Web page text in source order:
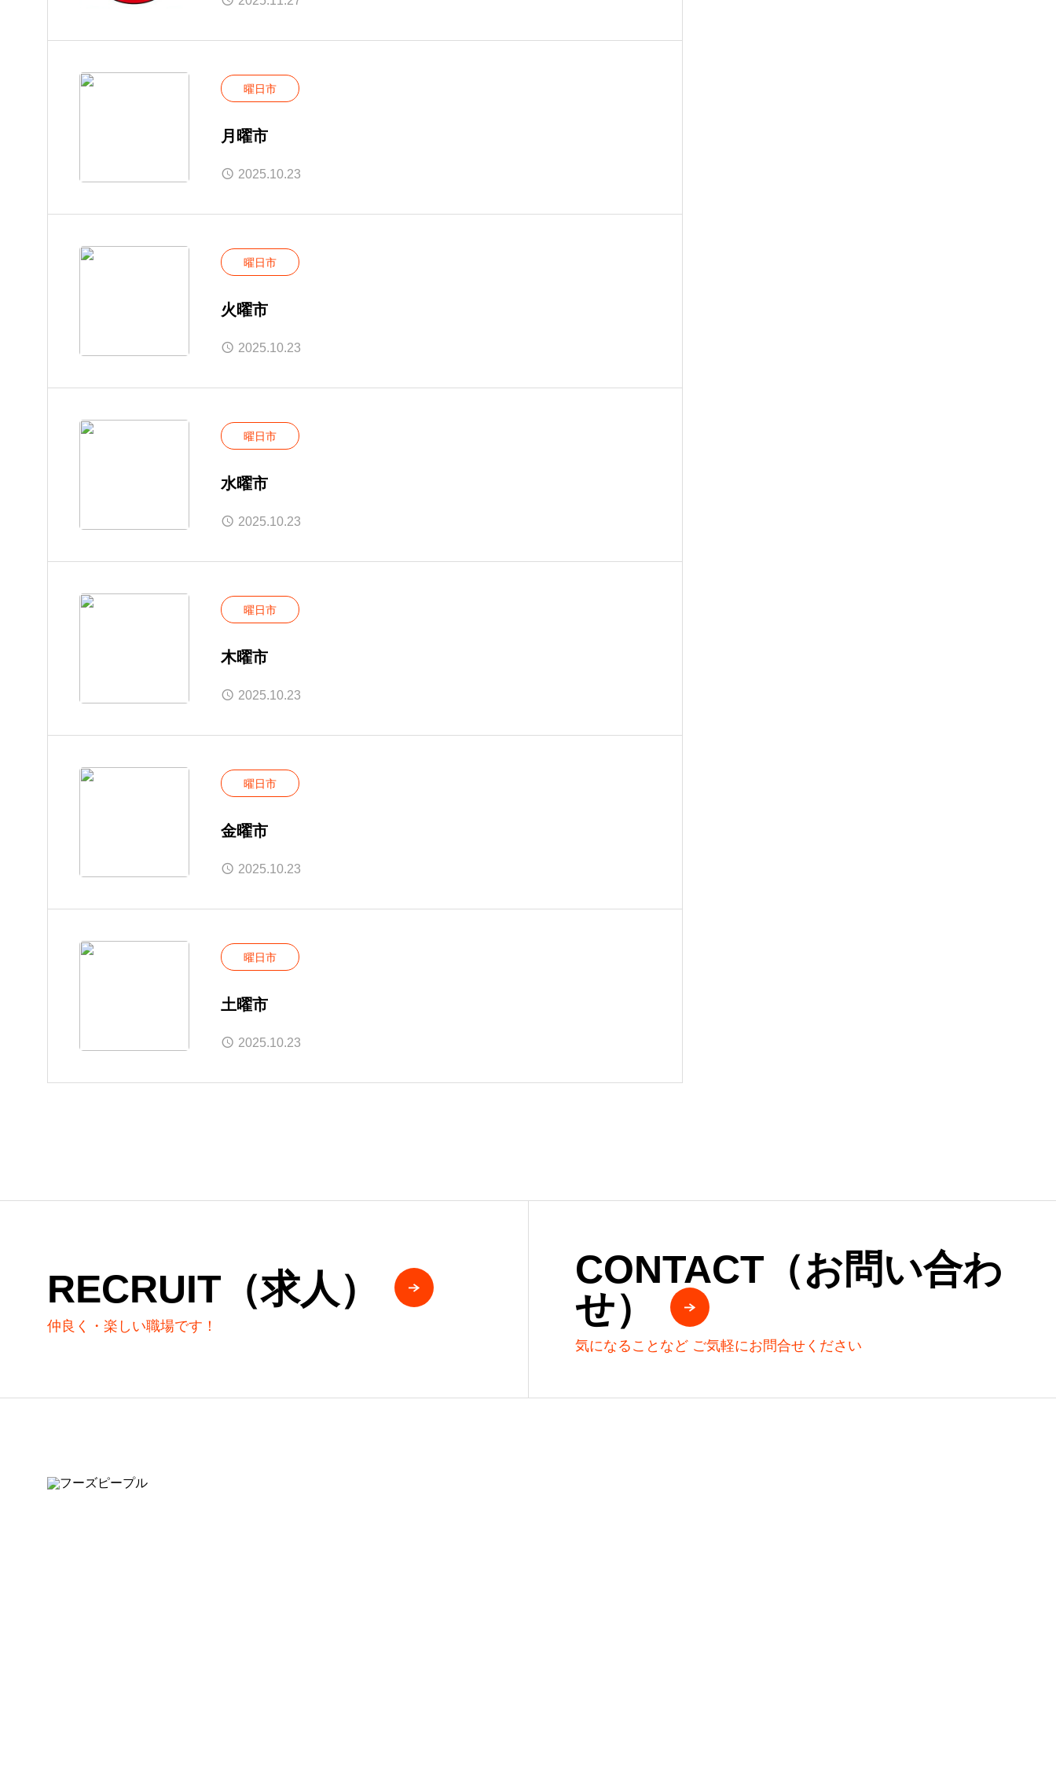
曜日市
月曜市
2025.10.23
曜日市
火曜市
2025.10.23
曜日市
水曜市
2025.10.23
曜日市
木曜市
2025.10.23
曜日市
金曜市
2025.10.23
曜日市
土曜市
2025.10.23
RECRUIT（求人）
仲良く・楽しい職場です！
CONTACT（お問い合わ
せ）
気になることなど ご気軽にお問合せください